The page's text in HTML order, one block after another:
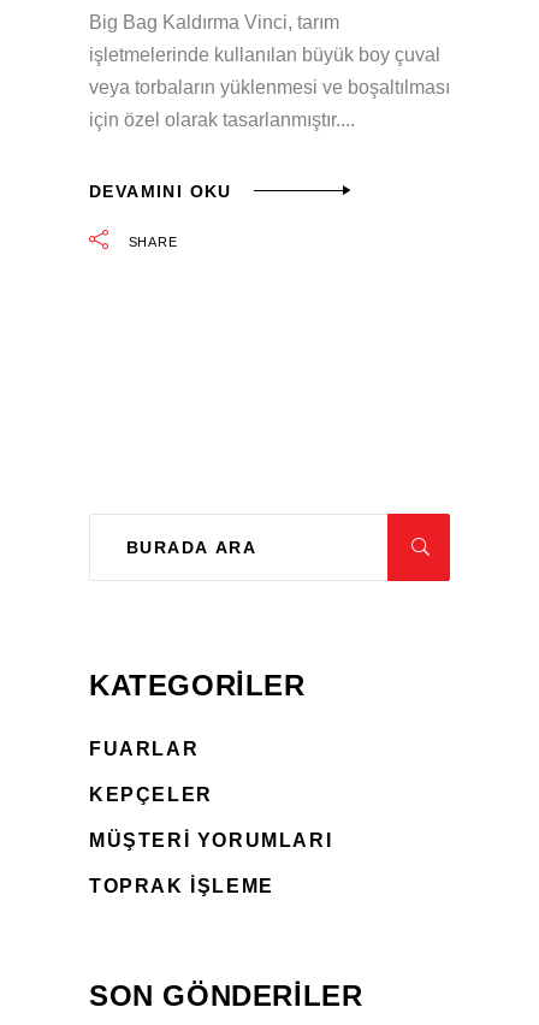
Big Bag Kaldırma Vinci, tarım
işletmelerinde kullanılan büyük boy çuval
veya torbaların yüklenmesi ve boşaltılması
için özel olarak tasarlanmıştır.
DEVAMINI OKU
SHARE
KATEGORILER
FUARLAR
KEPÇELER
MÜŞTERI YORUMLARI
TOPRAK İŞLEME
SON GÖNDERİLER